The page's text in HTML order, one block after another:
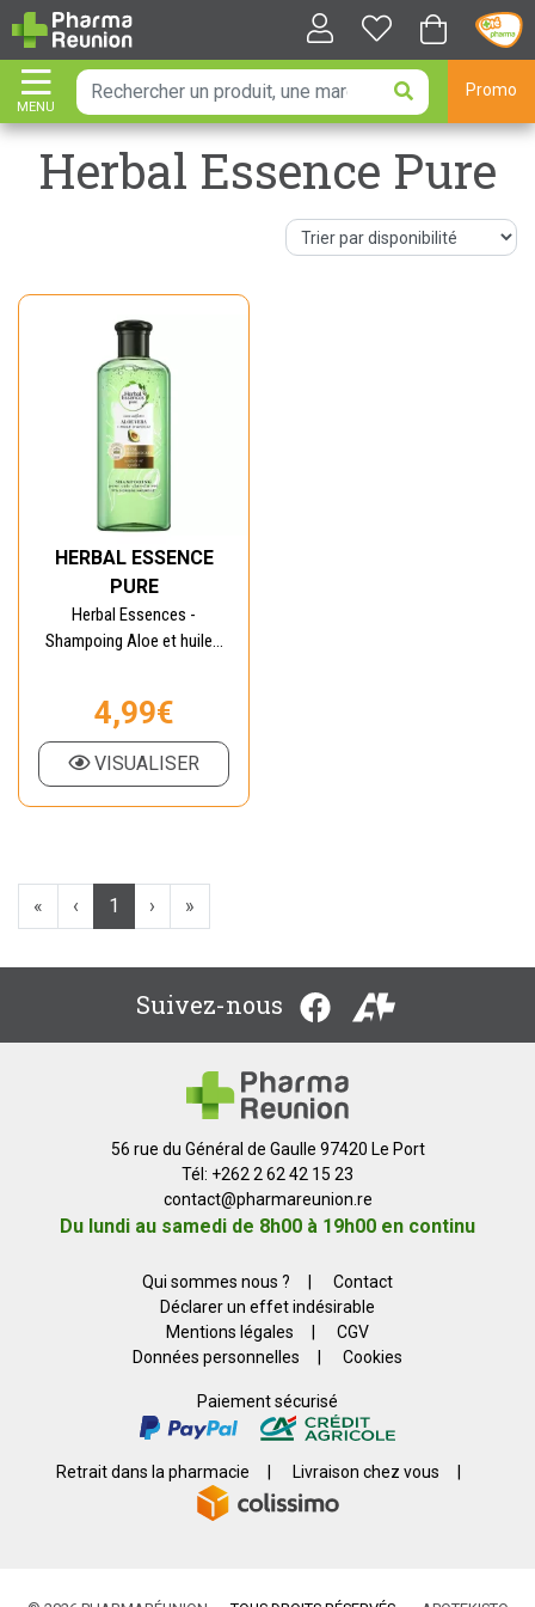
MENU
AFFICHER LA NAVIGATION
Promo
Herbal Essence Pure
HERBAL ESSENCE
PURE
Herbal Essences -
Shampoing Aloe et huile...
4,99€
VISUALISER
« ‹ 1 › »
Suivez-nous
56 rue du Général de Gaulle 97420 Le Port
Tél: +262 2 62 42 15 23
contact@pharmareunion.re
Du lundi au samedi de 8h00 à 19h00 en continu
Qui sommes nous ?
Contact
Déclarer un effet indésirable
Mentions légales
CGV
Données personnelles
Cookies
Paiement sécurisé
Retrait dans la pharmacie Livraison chez vous